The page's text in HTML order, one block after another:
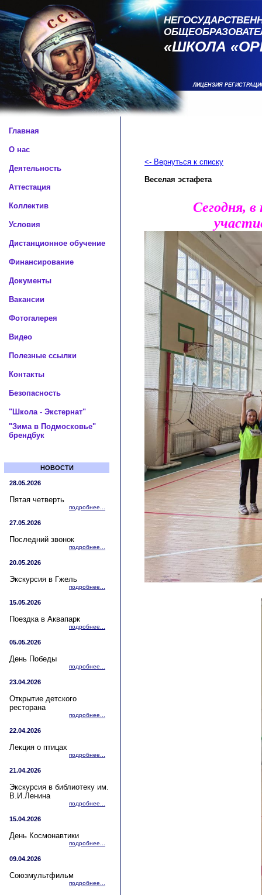
«ШКОЛА
ЛИЦЕНЗИЯ
Главная
О нас
Деятельность
Аттестация
Коллектив
Условия
Дистанционное обучение
Финансирование
Документы
Вакансии
Фотогалерея
Видео
Полезные ссылки
Контакты
Безопасность
"Школа - Экстернат"
"Зима в Подмосковье"
брендбук
НОВОСТИ
28.05.2026
Пятая четверть
подробнее...
27.05.2026
Последний звонок
подробнее...
20.05.2026
Экскурсия в Гжель
подробнее...
15.05.2026
Поездка в Аквапарк
подробнее...
05.05.2026
День Победы
подробнее...
23.04.2026
Открытие детского
ресторана
подробнее...
22.04.2026
Лекция о птицах
подробнее...
21.04.2026
Экскурсия в библиотеку им.
В.И.Ленина
подробнее...
15.04.2026
День Космонавтики
подробнее...
09.04.2026
Союзмультфильм
подробнее...
<- Вернуться к списку
Веселая эстафета
Сегодня,